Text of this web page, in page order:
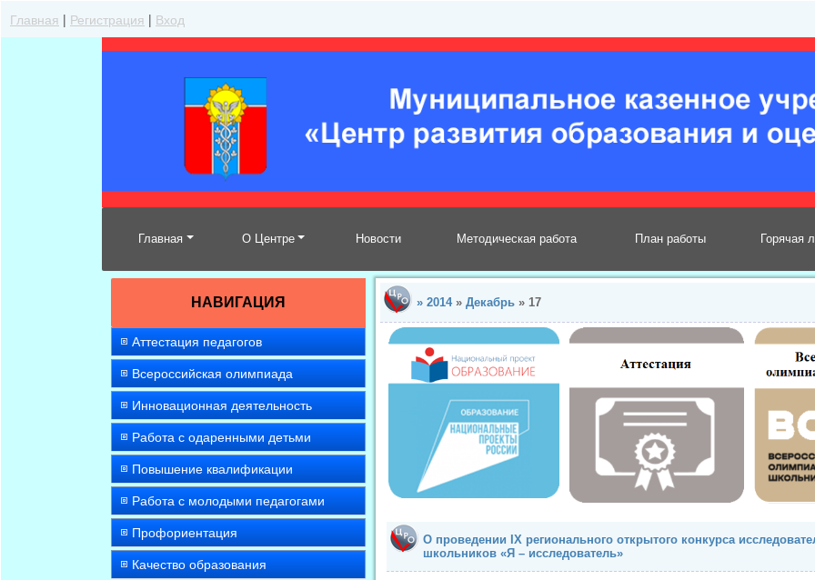
Главная | Регистрация | Вход
Главная О Центре Новости Методическая работа План работы Горячая
НАВИГАЦИЯ
Аттестация педагогов
Всероссийская олимпиада
Инновационная деятельность
Работа с одаренными детьми
Повышение квалификации
Работа с молодыми педагогами
Профориентация
Качество образования
» 2014 » Декабрь » 17
О проведении IX регионального открытого конкурса
школьников «Я – исследователь»